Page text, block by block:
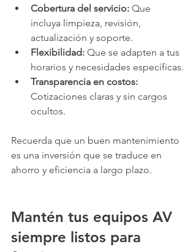
Cobertura del servicio: Que
incluya limpieza, revisión,
actualización y soporte.
Flexibilidad: Que se adapten a tus
horarios y necesidades específicas.
Transparencia en costos:
Cotizaciones claras y sin cargos
ocultos.
Recuerda que un buen mantenimiento
es una inversión que se traduce en
ahorro y eficiencia a largo plazo.
Mantén tus equipos AV
siempre listos para